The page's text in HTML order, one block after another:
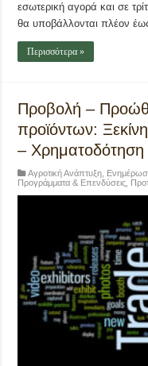
εσωτερική αγορά και σε
θα υποβάλλονται πλέον
Περισσότερα »
Προβολή –
προϊόντων:
– Χρηματοδότηση
Αγροτική Ανάπτυξη
Προγράμματα & Επενδύσεις